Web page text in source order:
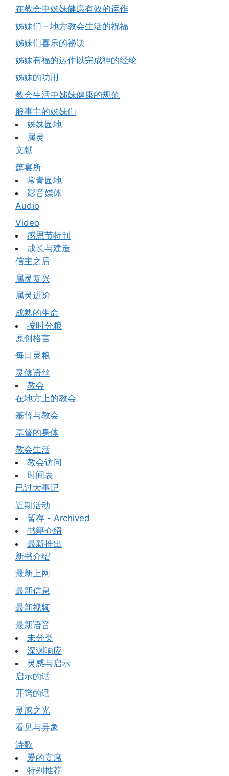
在教会中姊妹健康有效的运作
姊妹们－地方教会生活的祝福
姊妹们喜乐的祕诀
姊妹有福的运作以完成神的经纶
姊妹的功用
教会生活中姊妹健康的规范
服事主的姊妹们
姊妹园地
属灵
文献
筵宴所
常青园地
影音媒体
Audio
Video
感恩节特刊
成长与建造
信主之后
属灵复兴
属灵进阶
成熟的生命
按时分粮
原创格言
每日灵粮
灵修语丝
教会
在地方上的教会
基督与教会
基督的身体
教会生活
教会访问
时间表
已过大事记
近期活动
暂存 - Archived
书籍介绍
最新推出
新书介绍
最新上网
最新信息
最新视频
最新语音
未分类
深渊响应
灵感与启示
启示的话
开窍的话
灵感之光
看见与异象
诗歌
爱的宴席
特别推荐